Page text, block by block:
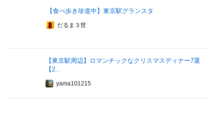
【食べ歩き珍道中】東京駅グランスタ
だるま３世
【東京駅周辺】ロマンチックなクリスマスディナー7選
【2...
yama101215